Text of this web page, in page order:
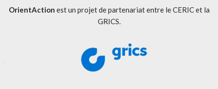
OrientAction est un projet de partenariat entre le CERIC et la
GRICS.